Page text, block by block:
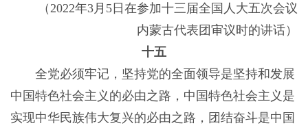
（2022年3月5日在参加十三届全国人大五次会议
内蒙古代表团审议时的讲话）
十五
全党必须牢记，坚持党的全面领导是坚持和发展
中国特色社会主义的必由之路，中国特色社会主义是
实现中华民族伟大复兴的必由之路，团结奋斗是中国